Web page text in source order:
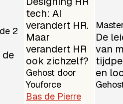
2
de
tech: AI
verandert HR.
Maar
verandert HR
ook zichzelf?
Gehost door
Youforce
Bas de Pierre
De
van
en